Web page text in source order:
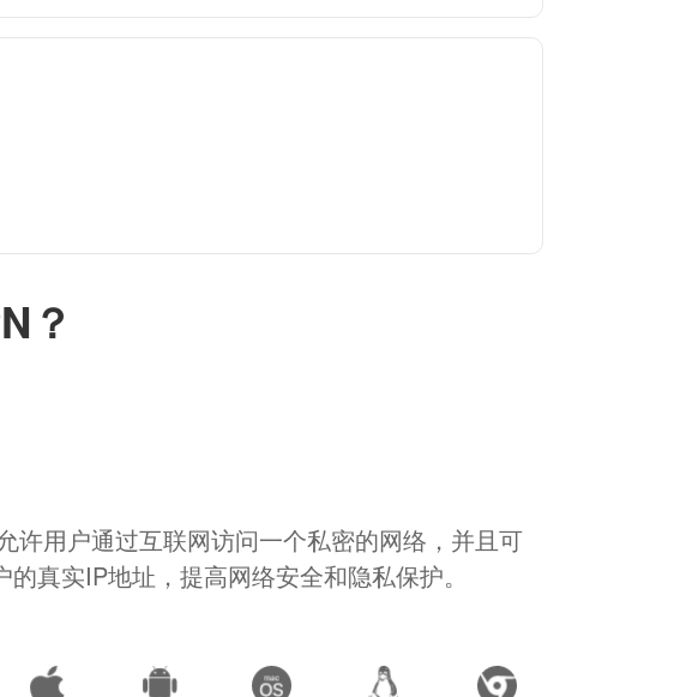
？
许用户通过互联网访问一个私密的网络，并且可
的真实IP地址，提高网络安全和隐私保护。